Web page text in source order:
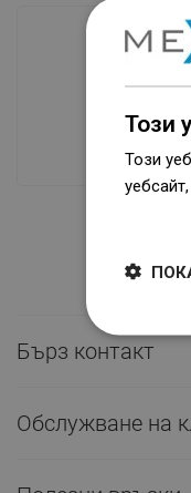
Нашите
Бърз контакт
Обслужване на
Този
Този